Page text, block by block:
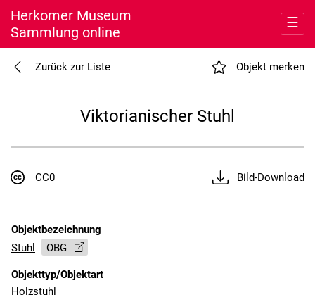
Herkomer Museum
Sammlung online
☰
Entdecken
Nutzung
Zurück zur Liste Objekt merken
Viktorianischer Stuhl
CC0 Bild-Download
Objektbezeichnung
Stuhl
OBG
Objekttyp/Objektart
Holzstuhl